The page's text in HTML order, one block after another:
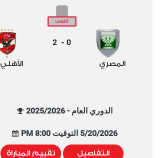
المصري
0
-
2
الأهلي
الدوري العام - 2025/2026
5/20/2026 التوقيت 8:00 PM
التفاصيل تقييم المباراة